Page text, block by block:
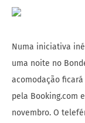
Numa iniciativa
uma noite no
acomodação
pela Booking.com
novembro. O